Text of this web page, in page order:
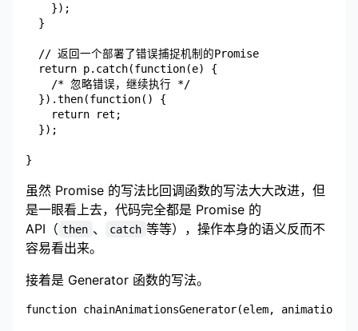
    });
  }
  // 返回一个部署了错误捕捉机制的Promise
  return p.catch(function(e) {
    /* 忽略错误，继续执行 */
  }).then(function() {
    return ret;
  });
虽然 Promise 的写法比回调函数的写法大大改进，但
是一眼看上去，代码完全都是 Promise 的
API（ then 、 catch 等等），操作本身的语义反而不
容易看出来。
接着是 Generator 函数的写法。
function chainAnimationsGenerator(elem, animations)